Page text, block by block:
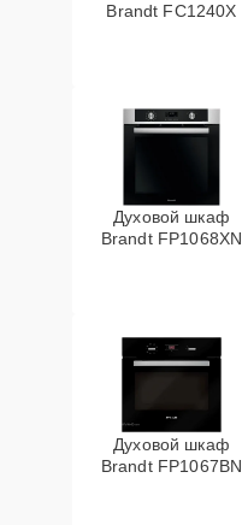
Brandt FC1240X
Духовой шкаф
Brandt FP1068XN
Духовой шкаф
Brandt FP1067BN